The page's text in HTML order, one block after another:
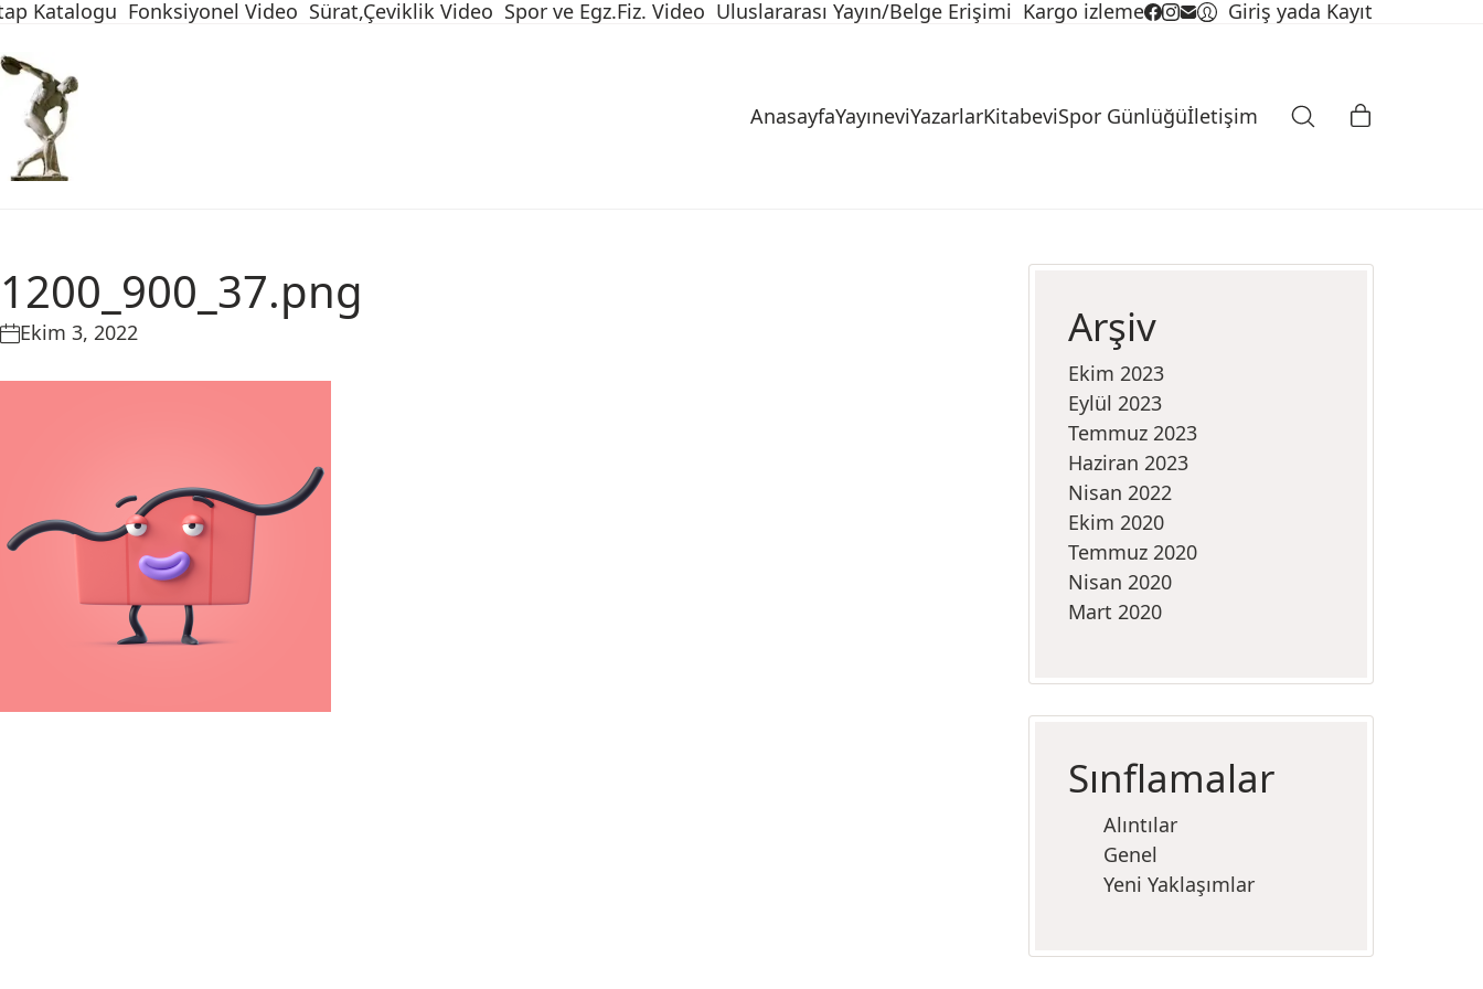
Katalogu Fonksiyonel Video Sürat,Çeviklik Video Spor ve Egz.Fiz. Video Uluslararası Yayın/Belge Erişimi Kargo izleme Giriş yada Kayıt
AnasayfaYayıneviYazarlarKitabeviSpor Günlüğüİletişim
1200_900_37.png
Ekim 3, 2022 Arşiv
Ekim 2023
Eylül 2023
Temmuz 2023
Haziran 2023
Nisan 2022
Ekim 2020
Temmuz 2020
Nisan 2020
Mart 2020
Sınflamalar
Alıntılar
Genel
Yeni Yaklaşımlar